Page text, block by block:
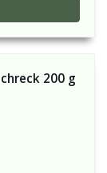
200 g